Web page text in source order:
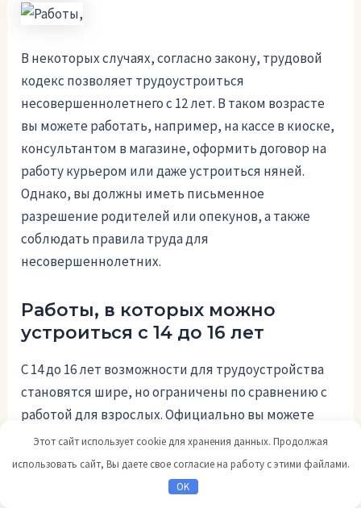
В некоторых случаях, согласно закону, трудовой
кодекс позволяет трудоустроиться
несовершеннолетнего с 12 лет. В таком возрасте
вы можете работать, например, на кассе в киоске,
консультантом в магазине, оформить договор на
работу курьером или даже устроиться няней.
Однако, вы должны иметь письменное
разрешение родителей или опекунов, а также
соблюдать правила труда для
несовершеннолетних.
Работы, в которых можно
устроиться с 14 до 16 лет
С 14 до 16 лет возможности для трудоустройства
становятся шире, но ограничены по сравнению с
работой для взрослых. Официально вы можете
работать на заправке, в кафе, магазине или
косметике, а также быть промоутером или
работать на стройке в качестве грузчика. Для
Этот сайт использует cookie для хранения данных. Продолжая
использовать сайт, Вы даете свое согласие на работу с этими файлами.
OK